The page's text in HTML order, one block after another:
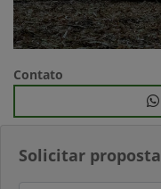
Solicitar proposta
Contato